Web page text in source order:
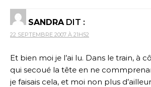
SANDRA DIT :
22 SEPTEMBRE 2007 À 21H52
Et bien moi je l’ai lu. Dans le train, à
qui secoué la tête en ne
je faisais cela, et moi non plus